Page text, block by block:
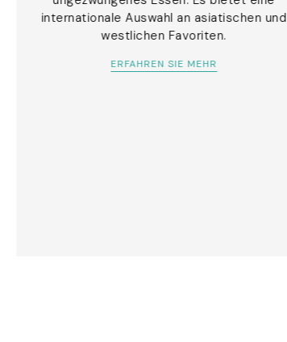
internationale Auswahl an asiatischen und
westlichen Favoriten.
ERFAHREN SIE MEHR